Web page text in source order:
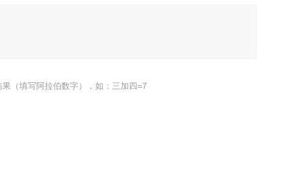
（填写阿拉伯数字），如：三加四=7